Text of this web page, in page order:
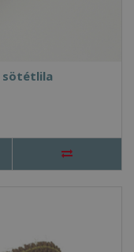
sötétlila